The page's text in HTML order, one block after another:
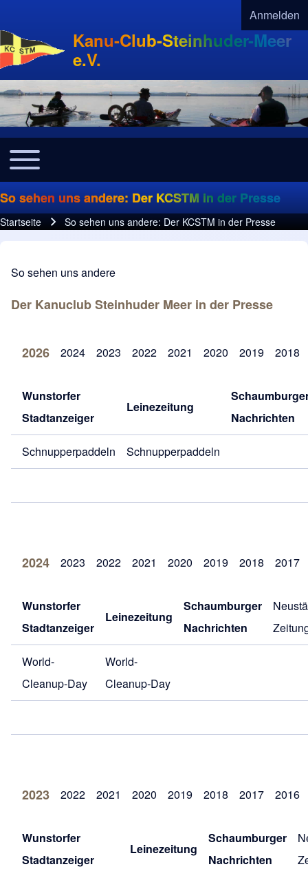
User
Anmelden
Kanu-Club-Steinhuder-Meer
e.V.
Navigation
Toggle main menu
So sehen uns andere: Der KCSTM in der Presse
Pfadnavigation
Startseite So sehen uns andere: Der KCSTM in der Presse
So sehen uns andere
Der Kanuclub Steinhuder Meer in der Presse
2026 2024 2023 2022 2021 2020 2019 2018
Wunstorfer
Stadtanzeiger
Leinezeitung
Nachrichten
Schnupperpaddeln Schnupperpaddeln
2024 2023 2022 2021 2020 2019 2018 2017
Wunstorfer
Stadtanzeiger
Leinezeitung
Schaumburger
Nachrichten
World-
Cleanup-Day
World-
Cleanup-Day
2023 2022 2021 2020 2019 2018 2017 2016
Wunstorfer
Stadtanzeiger
Leinezeitung
Schaumburger
Nachrichten